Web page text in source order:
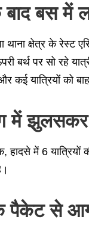
बस में
थाना क्षेत्र के
बर्थ पर सो रहे
कई यात्रियों को
में झुलसकर,
हादसे में 6
पैकेट से